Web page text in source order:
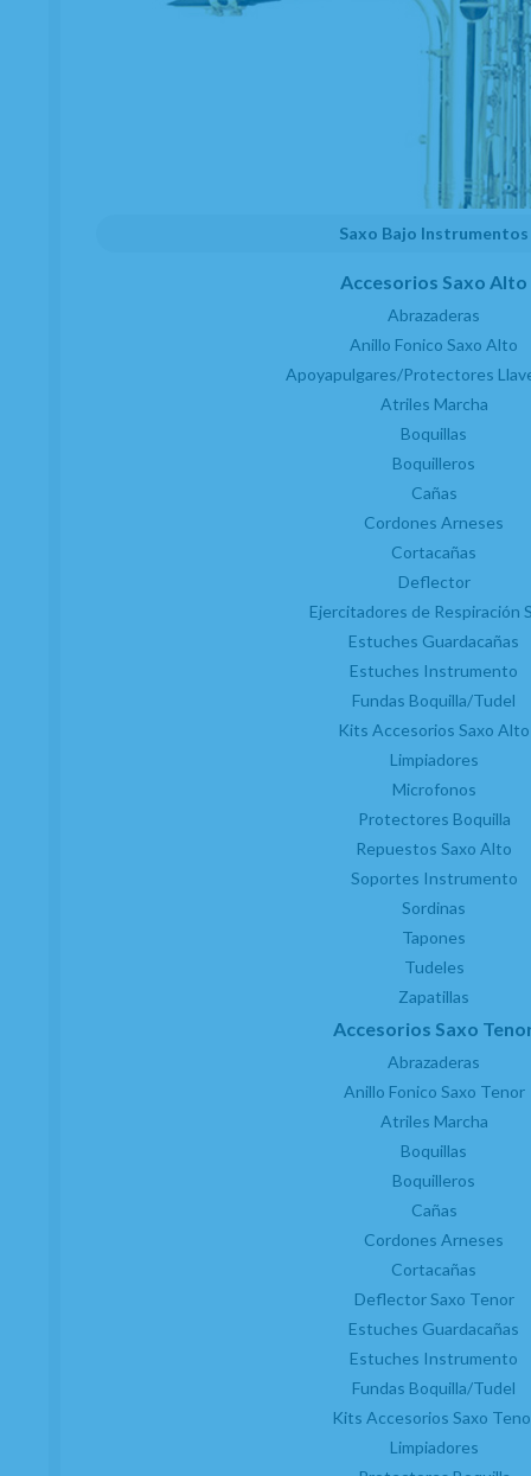
Saxo Bajo Instrumentos
Accesorios Saxo Alto
Abrazaderas
Anillo Fonico Saxo Alto
Apoyapulgares/Protectores
Atriles Marcha
Boquillas
Boquilleros
Cañas
Cordones Arneses
Cortacañas
Deflector
Ejercitadores de Respiración
Estuches Guardacañas
Estuches Instrumento
Fundas Boquilla/Tudel
Kits Accesorios Saxo Alto
Limpiadores
Microfonos
Protectores Boquilla
Repuestos Saxo Alto
Soportes Instrumento
Sordinas
Tapones
Tudeles
Zapatillas
Accesorios Saxo
Abrazaderas
Anillo Fonico Saxo Tenor
Atriles Marcha
Boquillas
Boquilleros
Cañas
Cordones Arneses
Cortacañas
Deflector Saxo Tenor
Estuches Guardacañas
Estuches Instrumento
Fundas Boquilla/Tudel
Kits Accesorios Saxo
Limpiadores